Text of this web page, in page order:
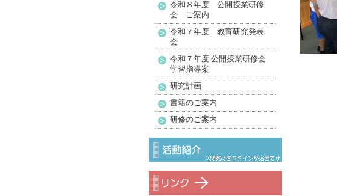
令和８年度 公開授業研修
会 ご案内
令和７年度 教育研究発表
会
令和７年度 公開授業研修会
学習指導案
研究計画
書籍のご案内
研修のご案内